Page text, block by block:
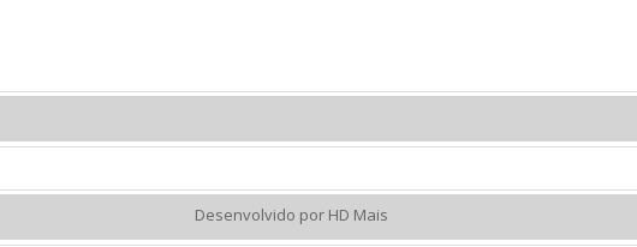
Desenvolvido por HD Mais